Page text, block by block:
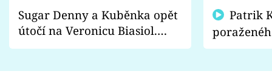
Sugar Denny a Kuběnka opět
útočí na Veronicu Biasiol.
Proč je podle nich falešná a
fanoušci